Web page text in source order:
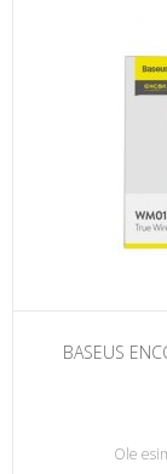
BASEUS
Ole